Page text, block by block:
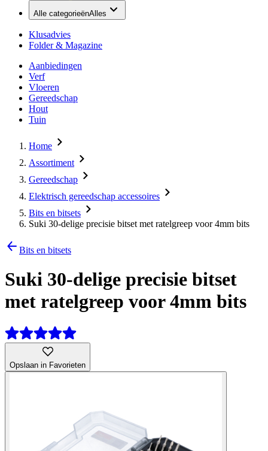
Alle categorieënAlles
Klusadvies
Folder & Magazine
Aanbiedingen
Verf
Vloeren
Gereedschap
Hout
Tuin
Home
Assortiment
Gereedschap
Elektrisch gereedschap accessoires
Bits en bitsets
Suki 30-delige precisie bitset met ratelgreep voor 4mm bits
Bits en bitsets
Suki 30-delige precisie bitset
met ratelgreep voor 4mm bits
Opslaan in Favorieten